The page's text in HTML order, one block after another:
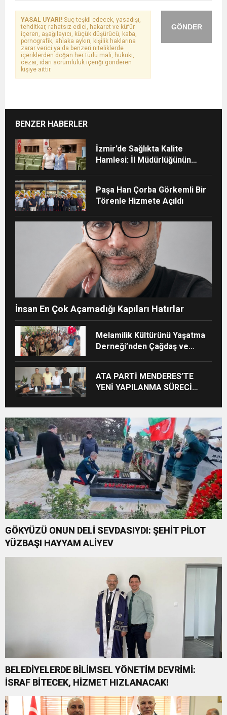
GÖNDER
YASAL UYARI! Suç teşkil edecek, yasadışı,
tehditkar, rahatsız edici, hakaret ve küfür
içeren, aşağılayıcı, küçük düşürücü, kaba,
pornografik, ahlaka aykırı, kişilik haklarına
zarar verici ya da benzeri niteliklerde
içeriklerden doğan her türlü mali, hukuki,
cezai, idari sorumluluk içeriği gönderen
kişiye aittir.
BENZER HABERLER
İzmir’de Sağlıkta Kalite
Hamlesi: İl Müdürlüğünün
Paşa Han Çorba Görkemli Bir
Törenle Hizmete Açıldı
İnsan En Çok Açamadığı Kapıları Hatırlar
Melamilik Kültürünü Yaşatma
Derneği’nden Çağdaş ve
ATA PARTİ MENDERES’TE
YENİ YAPILANMA SÜRECİ
GÖKYÜZÜ ONUN DELİ SEVDASIYDI: ŞEHİT PİLOT
YÜZBAŞI HAYYAM ALİYEV
BELEDİYELERDE BİLİMSEL YÖNETİM DEVRİMİ:
İSRAF BİTECEK, HİZMET HIZLANACAK!